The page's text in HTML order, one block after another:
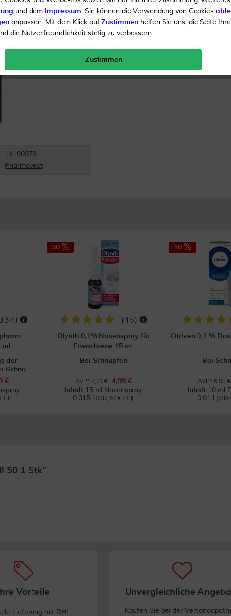
14190978
Pharmavest
Inhalt1 Stück
Versandkostenfrei
934)
ml
der
Schnu...
€
1 l)
30
(45)
Olynth 0,1% Nasenspray für
Erwachsene 15 ml
Bei Schnupfen
AVP* 7,21 €
4,99 €
Inhalt 15 ml Nasenspray
0.015 l
(332,67 € / 1 l)
10
Otriven 0,1 %
Bei
AVP* 6,03 €
Inhalt 10 ml
0.01 l
50 1 Stk"
Ihre Vorteile
Lieferung mit DHL
Unvergleichliche
Kaufen Sie bei der
und dem Impressum. Sie können die Verwendung von Cookies
anpassen. Mit dem Klick auf Zustimmen helfen Sie uns, die Seite
die Nutzerfreundlichkeit stetig zu verbessern.
Zustimmen